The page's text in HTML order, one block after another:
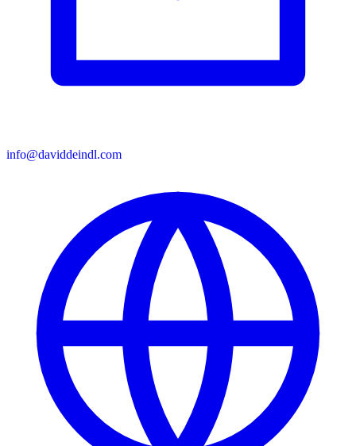
info@daviddeindl.com